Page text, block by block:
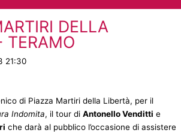
DELLA
TERAMO
21:30
di Piazza Martiri della Libertà, per il
Indomita, il tour di Antonello Venditti e
che darà al pubblico l’occasione di assistere